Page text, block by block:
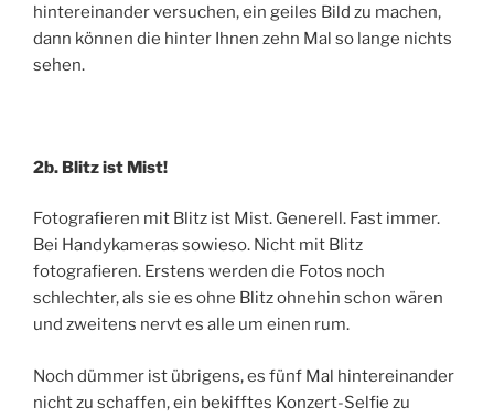
hintereinander versuchen, ein geiles Bild zu machen,
dann können die hinter Ihnen zehn Mal so lange nichts
sehen.
2b. Blitz ist Mist!
Fotografieren mit Blitz ist Mist. Generell. Fast immer.
Bei Handykameras sowieso. Nicht mit Blitz
fotografieren. Erstens werden die Fotos noch
schlechter, als sie es ohne Blitz ohnehin schon wären
und zweitens nervt es alle um einen rum.
Noch dümmer ist übrigens, es fünf Mal hintereinander
nicht zu schaffen, ein bekifftes Konzert-Selfie zu